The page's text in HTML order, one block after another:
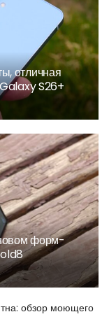
отличная
S26+
форм-
обзор моющего